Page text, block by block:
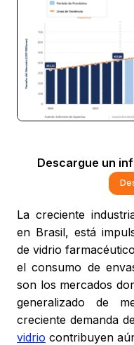
Descargue un
La creciente
en Brasil, está
de vidrio
el consumo de
son los mercados
generalizado de
creciente demanda
vidrio contribuyen